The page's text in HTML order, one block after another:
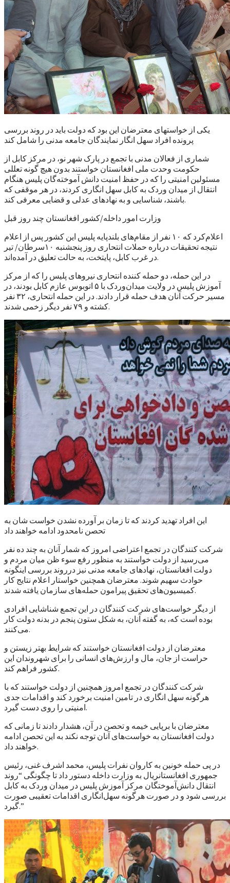
یکی از خواستهای معترضان این بود که دولت باید در روند بررسی
پرونده افراد سهل انگار نمایندگان جامعه مدنی را شامل کند
شماری از فعالان مدنی با تجمع در پارک شهر نو، در مرکز کابل از
حکومت وحدت ملی افغانستان خواستند بدون هیچ گونه تعللی
مسئولین امنیتی را که در حفظ امنیت دانش آموخته‌گان پلیس هنگام
انتقال از میدان وردک به کابل سهل انگاری کردند، در هر موقفی که
باشند، شناسایی و به نهادهای عدلی و قضایی معرفی کند.
وزارت امور داخله/کشور افغانستان چند روز قبل
اعلام‌کرد که ۱۰ نفر از مقام‌های بلند‌پایه پلیس این کشور پس از اعلام
نتیجه تحقیقات درباره حملات انتحاری روز پنجشنبه ۱۰سرطان/ تیر
در غرب کابل، پایتخت، به حالت تعلیق در آمده‌اند.
در این حمله، دو حمله کننده انتحاری نیروهای پلیس را که از مرکز
آموزش پلیس در ولایت میدان‌وردک با ۵ اتوبوس عازم کابل بودند، در
مسیر حرکت آنان هدف حمله قرار دادند. در این حمله انتحاری، ۳۲ نفر
کشته و ۷۹ نفر دیگر زخمی شدند.
این افراد تهدید کردند که تا زمان بر آورده نشدن خواست شان به
تحصن نامحدود ادامه خواهند داد
شرکت کنندگان در تجمع اعتراضی امروز که شمار آنان به چند ده نفر
می‌رسید از دولت خواستند به منظور رفع سوء ظن میان مردم و
دولت افغانستان، نهادهای جامعه مدنی نیز درروند بررسی اینگونه
حوادث سهیم شوند. معترضان همچنین خواستار اعلام نتایج کار
کمیسیون‌های تحقیق پیرامون حمله‌های سازمان یافته شدند.
از دیگر خواست‌های شرکت کنندگان در این تجمع شناشایی افرادی
بوده است که، به گفته آنان، به شکل ستون پنجم در بدنه دولت کار
می‌کنند.
معترضان از دولت افغانستان خواستند که شرایط بهتر زیستن و
حراست از جان، مال و ارزش‌های انسانی را برای شهروندان این
کشور فراهم کند.
شرکت کنندگان در تجمع امروز همچنین از دولت خواستند که با
هرگونه سهل انگاری در تامین امنیت برخورد کند و اقدامات جدی
امنیتی را روی دست گیرد.
معترضان با برپایی خیمه و تحصن در آن، هشدار دادند تا زمانی که
دولت افغانستان به خواست‌های آنان توجه نکند به این تحصن ادامه
خواهند داد.
در پی حمله خونین به کاروان نفرات پلیس، محمد اشرف غنی، رئیس
جمهوری افغانستانريال به وزارت داخله دستور داد تا چگونگی “روند
انتقال دانش‌آموختگان مرکز آموزش پلیس در میدان وردک به کابل
بررسی شود و در صورت هرگونه سهل‌انگاری اقدامات تعقیبی صورت
گیرد.”